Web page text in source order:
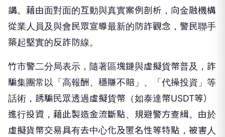
講。藉由面對面的互動與真實案例剖析，向金融機構
從業人員及與會民眾宣導最新的防詐觀念，警民聯手
築起堅實的反詐防線。
竹市警二分局表示，隨著區塊鏈與虛擬貨幣普及，詐
騙集團常以「高報酬、穩賺不賠」、「代操投資」等
話術，誘騙民眾透過虛擬貨幣（如泰達幣USDT等）
進行投資，藉此製造金流斷點、規避警方查緝。由於
虛擬貨幣交易具有去中心化及匿名性等特點，被害人